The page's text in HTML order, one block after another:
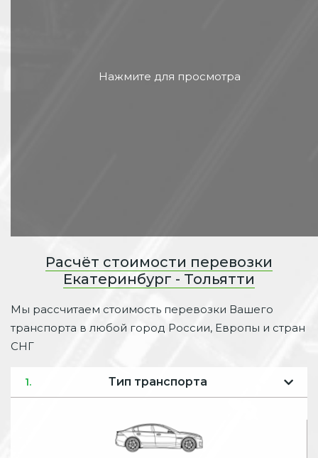
Расчёт стоимости перевозки
Екатеринбург - Тольятти
Мы рассчитаем стоимость перевозки Вашего
транспорта в любой город России, Европы и стран
СНГ
1. Тип транспорта